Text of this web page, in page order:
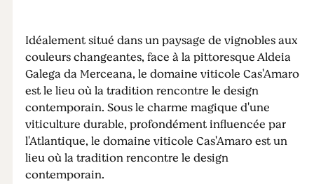
Idéalement situé dans un paysage de vignobles aux
couleurs changeantes, face à la pittoresque Aldeia
Galega da Merceana, le domaine viticole Cas'Amaro
est le lieu où la tradition rencontre le design
contemporain. Sous le charme magique d'une
viticulture durable, profondément influencée par
l'Atlantique, le domaine viticole Cas'Amaro est un
lieu où la tradition rencontre le design
contemporain.